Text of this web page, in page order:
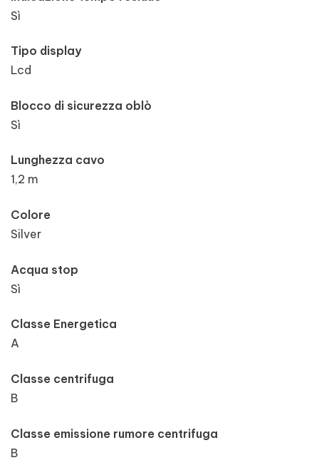
Sì
Tipo display
Lcd
Blocco di sicurezza oblò
Sì
Lunghezza cavo
1,2 m
Colore
Silver
Acqua stop
Sì
Classe Energetica
A
Classe centrifuga
B
Classe emissione rumore centrifuga
B